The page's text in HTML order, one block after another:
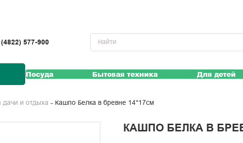
577-900
Посуда Бытовая техника Для детей
дачи и отдыха Кашпо Белка в бревне 14*17см
КАШПО БЕЛКА В